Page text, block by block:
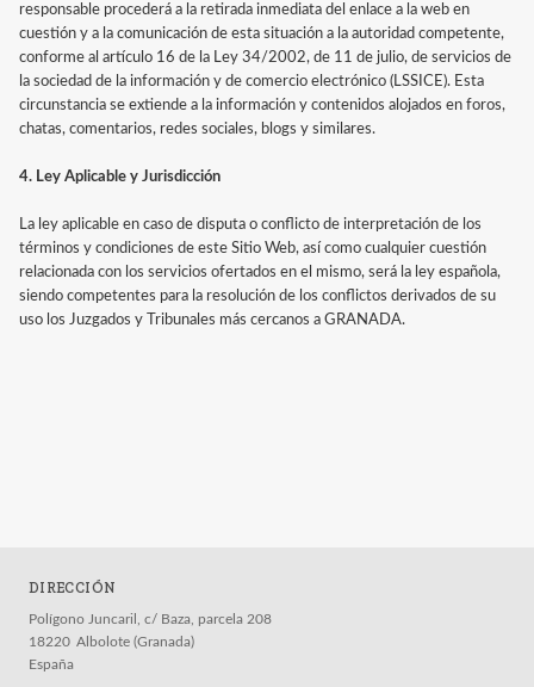
responsable procederá a la retirada inmediata del enlace a la web en
cuestión y a la comunicación de esta situación a la autoridad competente,
conforme al artículo 16 de la Ley 34/2002, de 11 de julio, de servicios de
la sociedad de la información y de comercio electrónico (LSSICE). Esta
circunstancia se extiende a la información y contenidos alojados en foros,
chatas, comentarios, redes sociales, blogs y similares.
4. Ley Aplicable y Jurisdicción
La ley aplicable en caso de disputa o conflicto de interpretación de los
términos y condiciones de este Sitio Web, así como cualquier cuestión
relacionada con los servicios ofertados en el mismo, será la ley española,
siendo competentes para la resolución de los conflictos derivados de su
uso los Juzgados y Tribunales más cercanos a GRANADA.
DIRECCIÓN
Polígono Juncaril, c/ Baza, parcela 208
18220 Albolote (Granada)
España